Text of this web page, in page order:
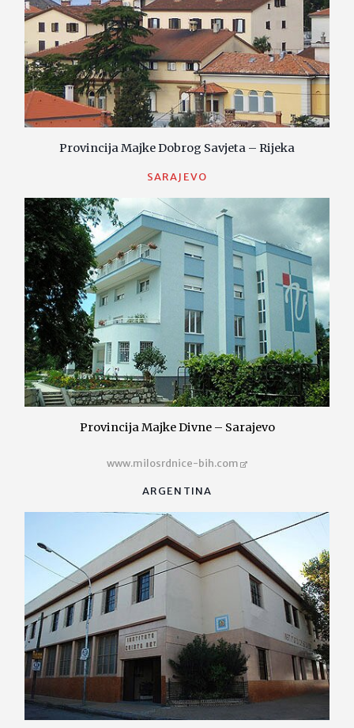
Provincija Majke Dobrog Savjeta – Rijeka
SARAJEVO
Provincija Majke Divne – Sarajevo
www.milosrdnice-bih.com
ARGENTINA